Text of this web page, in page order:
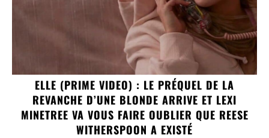
ELLE (PRIME VIDEO) : LE PRÉQUEL DE LA
REVANCHE D’UNE BLONDE ARRIVE ET LEXI
MINETREE VA VOUS FAIRE OUBLIER QUE REESE
WITHERSPOON A EXISTÉ